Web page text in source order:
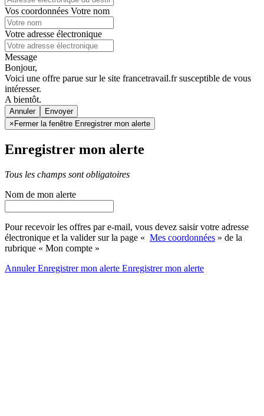
Vos coordonnées Votre nom
Votre adresse électronique
Message
Bonjour,
Voici une offre parue sur le site francetravail.fr susceptible de vous
intéresser.
A bientôt.
Annuler
× Fermer la fenêtre Enregistrer mon alerte
Enregistrer mon alerte
Tous les champs sont obligatoires
Nom de mon alerte
Pour recevoir les offres par e-mail, vous devez saisir votre adresse
électronique et la valider sur la page « Mes coordonnées » de la
rubrique « Mon compte »
AnnulerEnregistrer mon alerte Enregistrermon alerte